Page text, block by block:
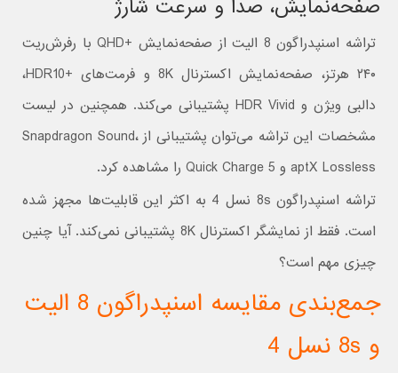
صفحه‌نمایش، صدا و سرعت شارژ
تراشه اسنپدراگون 8 الیت از صفحه‌نمایش +QHD با رفرش‌ریت
۲۴۰ هرتز، صفحه‌نمایش اکسترنال 8K و فرمت‌های +HDR10،
دالبی ویژن و HDR Vivid پشتیبانی می‌کند. همچنین در لیست
مشخصات این تراشه می‌توان پشتیبانی از Snapdragon Sound،
aptX Lossless و Quick Charge 5 را مشاهده کرد.
تراشه اسنپدراگون 8s نسل 4 به اکثر این قابلیت‌ها مجهز شده
است. فقط از نمایشگر اکسترنال 8K پشتیبانی نمی‌کند. آیا چنین
چیزی مهم است؟
جمع‌بندی مقایسه اسنپدراگون 8 الیت
و 8s نسل 4